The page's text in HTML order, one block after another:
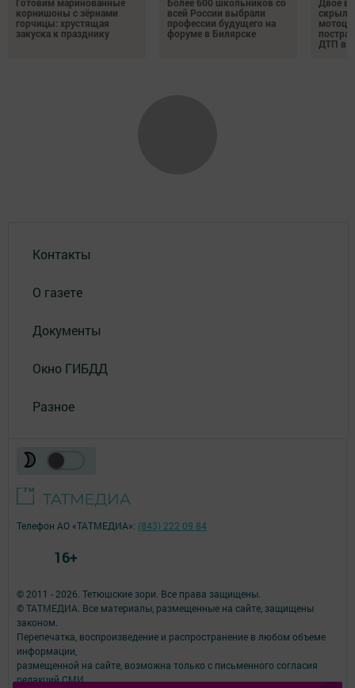
корнишоны с зёрнами
горчицы: хрустящая
закуска к празднику
всей России выбрали
профессии будущего на
форуме в Билярске
ДТП в
Контакты
О газете
Документы
Окно ГИБДД
Разное
© 2011 - 2026. Тетюшские зори. Все права защищены.
© ТАТМЕДИА. Все материалы, размещенные на сайте, защищены
законом.
Перепечатка, воспроизведение и распространение в любом объеме
информации,
размещенной на сайте, возможна только с письменного согласия
редакций СМИ.
Телефон АО «ТАТМЕДИА»: (843) 222 09 84
16+